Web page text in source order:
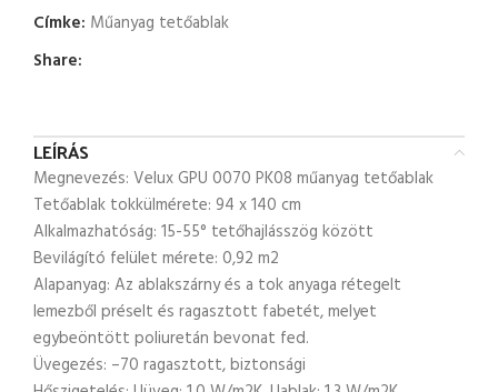
Címke: Műanyag tetőablak
Share:
LEÍRÁS
Megnevezés: Velux GPU 0070 PK08 műanyag tetőablak
Tetőablak tokkülmérete: 94 x 140 cm
Alkalmazhatóság: 15-55° tetőhajlásszög között
Bevilágító felület mérete: 0,92 m2
Alapanyag: Az ablakszárny és a tok anyaga rétegelt
lemezből préselt és ragasztott fabetét, melyet
egybeöntött poliuretán bevonat fed.
Üvegezés: –70 ragasztott, biztonsági